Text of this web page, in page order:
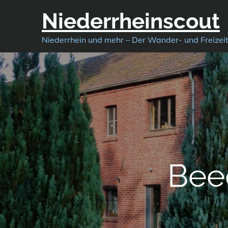
Niederrheinscout
Niederrhein und mehr – Der Wander- und